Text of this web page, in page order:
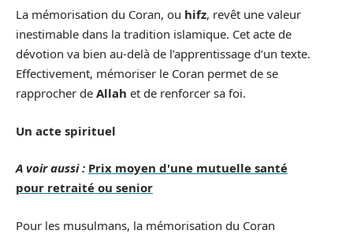
La mémorisation du Coran, ou hifz, revêt une valeur
inestimable dans la tradition islamique. Cet acte de
dévotion va bien au-delà de l’apprentissage d’un texte.
Effectivement, mémoriser le Coran permet de se
rapprocher de Allah et de renforcer sa foi.
Un acte spirituel
A voir aussi : Prix moyen d'une mutuelle santé
pour retraité ou senior
Pour les musulmans, la mémorisation du Coran